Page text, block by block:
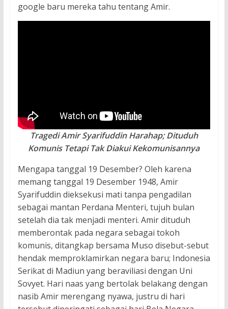
google baru mereka tahu tentang Amir.
Tragedi Amir Syarifuddin Harahap; Dituduh
Komunis Tetapi Tak Diakui Kekomunisannya
Mengapa tanggal 19 Desember? Oleh karena
memang tanggal 19 Desember 1948, Amir
Syarifuddin dieksekusi mati tanpa pengadilan
sebagai mantan Perdana Menteri, tujuh bulan
setelah dia tak menjadi menteri. Amir dituduh
memberontak pada negara sebagai tokoh
komunis, ditangkap bersama Muso disebut-sebut
hendak memproklamirkan negara baru; Indonesia
Serikat di Madiun yang beraviliasi dengan Uni
Sovyet. Hari naas yang bertolak belakang dengan
nasib Amir merengang nyawa, justru di hari